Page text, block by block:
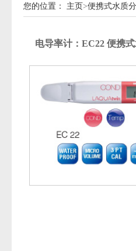
您的位置： 主页>便携式水质
电导率计：EC22 便携